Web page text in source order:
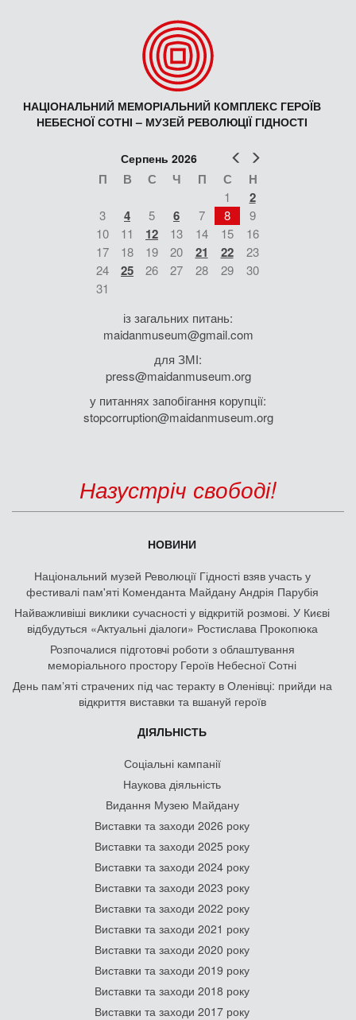
НАЦІОНАЛЬНИЙ МЕМОРІАЛЬНИЙ КОМПЛЕКС ГЕРОЇВ
НЕБЕСНОЇ СОТНІ – МУЗЕЙ РЕВОЛЮЦІЇ ГІДНОСТІ
Попер
Серпень 2026
П В С Ч П С Н
1 2
3 4 5 6 7 8
9
10
11 12 13 14 15
16
17
18 19 20 21 22
23
24
25 26 27 28 29
30
31
із загальних питань:
maidanmuseum@gmail.com
для ЗМІ:
press@maidanmuseum.org
у питаннях запобігання корупції:
stopcorruption@maidanmuseum.org
Назустріч свободі!
НОВИНИ
Національний музей Революції Гідності взяв участь у
фестивалі пам'яті Коменданта Майдану Андрія Парубія
Найважливіші виклики сучасності у відкритій розмові. У Києві
відбудуться «Актуальні діалоги» Ростислава Прокопюка
Розпочалися підготовчі роботи з облаштування
меморіального простору Героїв Небесної Сотні
День памʼяті страчених під час теракту в Оленівці: прийди на
відкриття виставки та вшануй героїв
ДІЯЛЬНІСТЬ
Соціальні кампанії
Наукова діяльність
Видання Музею Майдану
Виставки та заходи 2026 року
Виставки та заходи 2025 року
Виставки та заходи 2024 року
Виставки та заходи 2023 року
Виставки та заходи 2022 року
Виставки та заходи 2021 року
Виставки та заходи 2020 року
Виставки та заходи 2019 року
Виставки та заходи 2018 року
Виставки та заходи 2017 року